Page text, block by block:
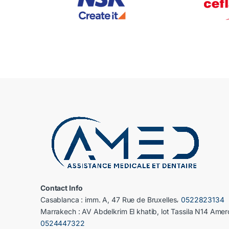
Contact Info
Casablanca : imm. A, 47 Rue de Bruxelles،0522823134
Marrakech : AV Abdelkrim El khatib, lot Tassila N14
0524447322